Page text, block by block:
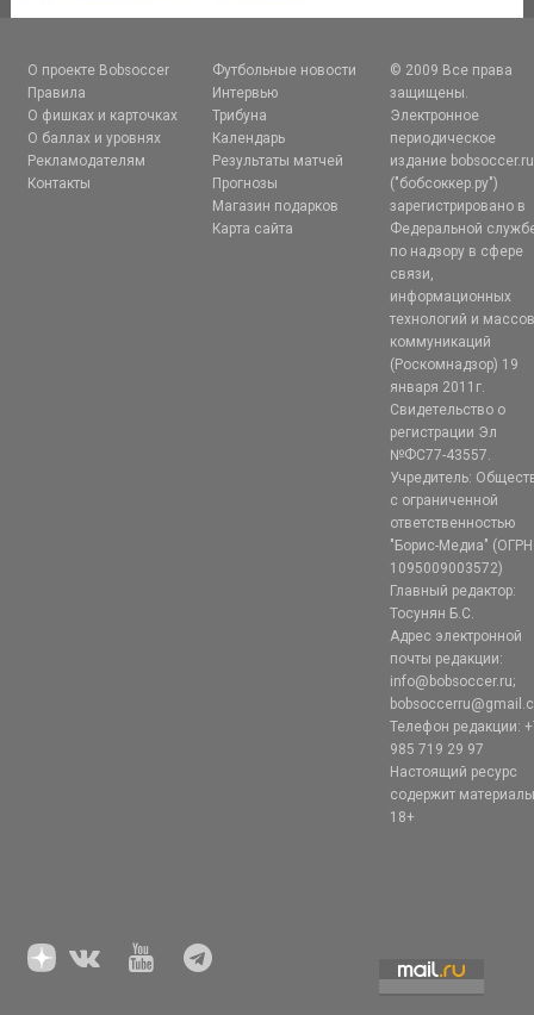
О проекте Bobsoccer
Правила
О фишках и карточках
О баллах и уровнях
Рекламодателям
Контакты
Футбольные новости
Интервью
Трибуна
Календарь
Результаты матчей
Прогнозы
Магазин подарков
Карта сайта
© 2009 Все права
защищены.
Электронное
периодическое
издание bobsoccer.ru
("бобсоккер.ру")
зарегистрировано в
Федеральной
по надзору в сфере
связи,
информационных
технологий и
коммуникаций
(Роскомнадзор) 19
января 2011г.
Свидетельство о
регистрации Эл
№ФС77-43557.
Учредитель:
с ограниченной
ответственностью
"Борис-Медиа" (ОГРН
1095009003572)
Главный редактор:
Тосунян Б.С.
Адрес электронной
почты редакции:
info@bobsoccer.ru;
Телефон редакции:
985 719 29 97
Настоящий ресурс
содержит
18+